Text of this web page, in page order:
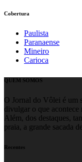
Cobertura
Paulista
Paranaense
Mineiro
Carioca
QUEM SOMOS
O Jornal do Vôlei é um
divulgar o que
Além, dos destaques,
praia, a grande sacada
Recentes